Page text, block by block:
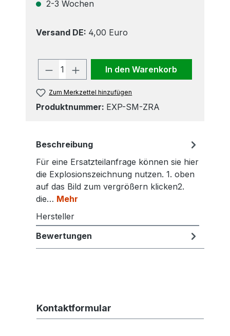
2-3 Wochen
Versand DE: 4,00 Euro
Produkt Anzahl: Gib den
In den Warenkorb
Zum Merkzettel hinzufügen
Produktnummer: EXP-SM-ZRA
Beschreibung
Für eine Ersatzteilanfrage können sie hier
die Explosionszeichnung nutzen. 1. oben
auf das Bild zum vergrößern klicken2.
die… Mehr
Hersteller
Bewertungen
Kontaktformular